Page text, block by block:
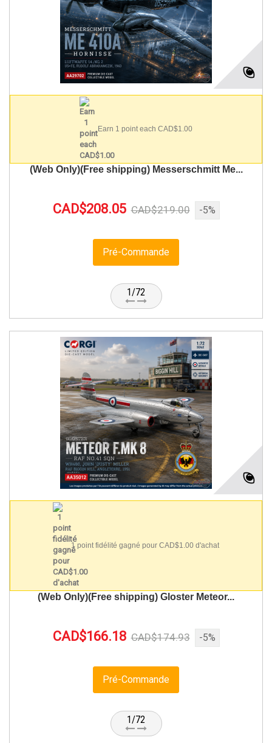
Earn 1 point each CAD$1.00
(Web Only)(Free shipping) Messerschmitt Me...
CAD$208.05 CAD$219.00 -5%
Pré-Commande
1/72
1 point fidélité gagné pour CAD$1.00 d'achat
(Web Only)(Free shipping) Gloster Meteor...
CAD$166.18 CAD$174.93 -5%
Pré-Commande
1/72